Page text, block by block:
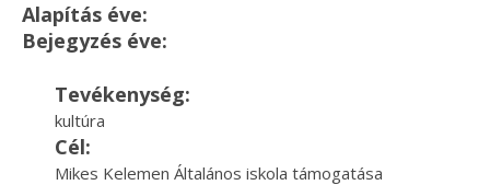
Alapítás éve:
Bejegyzés éve:
Tevékenység:
kultúra
Cél:
Mikes Kelemen Általános iskola támogatása